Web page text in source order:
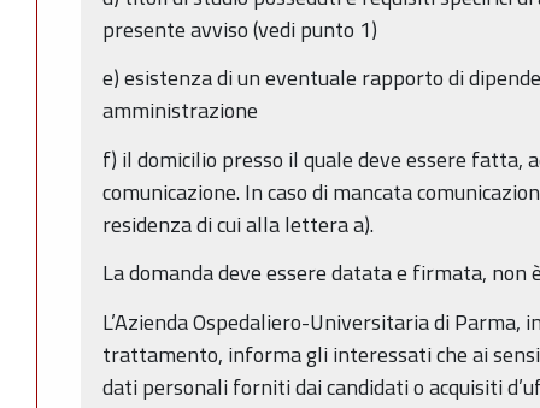
presente avviso (vedi punto 1)
e) esistenza di un eventuale rapporto di
amministrazione
f) il domicilio presso il quale deve essere fatta,
comunicazione. In caso di mancata
residenza di cui alla lettera a).
La domanda deve essere datata e firmata, non
L’Azienda Ospedaliero-Universitaria di Parma,
trattamento, informa gli interessati che ai
dati personali forniti dai candidati o acquisiti